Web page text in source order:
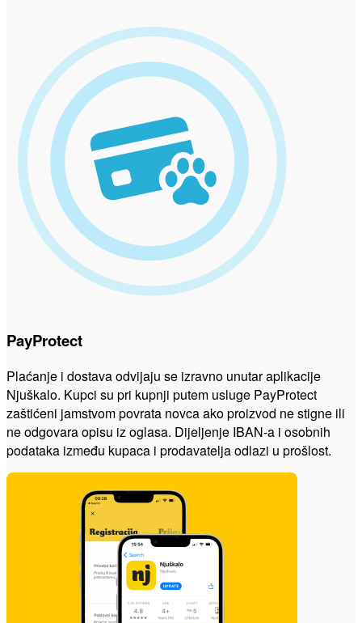
PayProtect
Plaćanje i dostava odvijaju se izravno unutar aplikacije
Njuškalo. Kupci su pri kupnji putem usluge PayProtect
zaštićeni jamstvom povrata novca ako proizvod ne stigne ili
ne odgovara opisu iz oglasa. Dijeljenje IBAN-a i osobnih
podataka između kupaca i prodavatelja odlazi u prošlost.